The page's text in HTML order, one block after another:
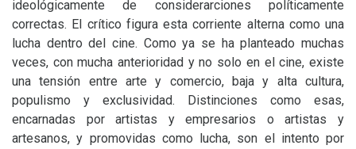
ideológicamente de considerarciones políticamente
correctas. El crítico figura esta corriente alterna como una
lucha dentro del cine. Como ya se ha planteado muchas
veces, con mucha anterioridad y no solo en el cine, existe
una tensión entre arte y comercio, baja y alta cultura,
populismo y exclusividad. Distinciones como esas,
encarnadas por artistas y empresarios o artistas y
artesanos, y promovidas como lucha, son el intento por